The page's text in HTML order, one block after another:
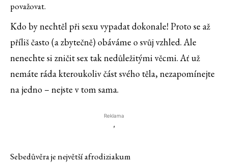
považovat.
Kdo by nechtěl při sexu vypadat dokonale! Proto se až
příliš často (a zbytečně) obáváme o svůj vzhled. Ale
nenechte si zničit sex tak nedůležitými věcmi. Ať už
nemáte ráda kteroukoliv část svého těla, nezapomínejte
na jedno – nejste v tom sama.
Reklama
'
Sebedůvěra je největší afrodiziakum